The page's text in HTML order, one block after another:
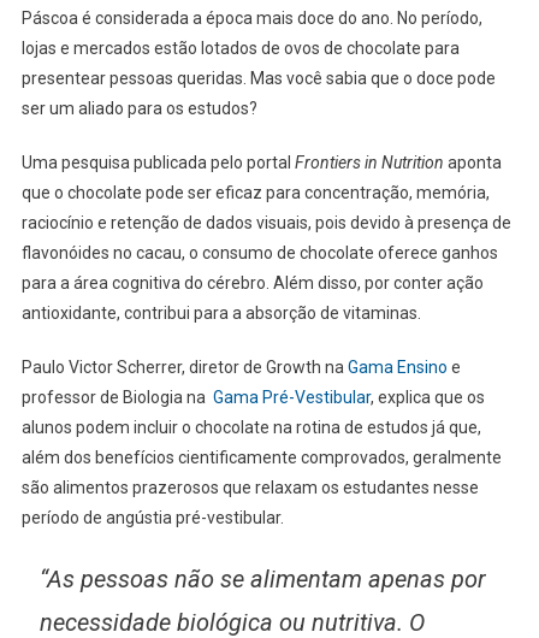
Páscoa é considerada a época mais doce do ano. No período,
lojas e mercados estão lotados de ovos de chocolate para
presentear pessoas queridas. Mas você sabia que o doce pode
ser um aliado para os estudos?
Uma pesquisa publicada pelo portal Frontiers in Nutrition aponta
que o chocolate pode ser eficaz para concentração, memória,
raciocínio e retenção de dados visuais, pois devido à presença de
flavonóides no cacau, o consumo de chocolate oferece ganhos
para a área cognitiva do cérebro. Além disso, por conter ação
antioxidante, contribui para a absorção de vitaminas.
Paulo Victor Scherrer, diretor de Growth na Gama Ensino e
professor de Biologia na Gama Pré-Vestibular, explica que os
alunos podem incluir o chocolate na rotina de estudos já que,
além dos benefícios cientificamente comprovados, geralmente
são alimentos prazerosos que relaxam os estudantes nesse
período de angústia pré-vestibular.
“As pessoas não se alimentam apenas por
necessidade biológica ou nutritiva. O